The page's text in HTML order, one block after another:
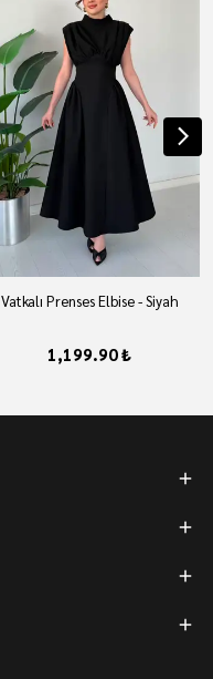
Vatkalı Prenses Elbise - Siyah
1,199.90 ₺